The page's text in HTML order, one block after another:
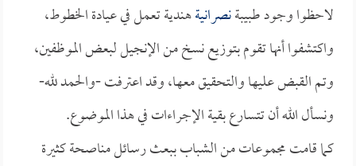
لاحظوا وجود طبيبةنصرانيةهندية تعمل في عيادة الخطوط،
واكتشفوا أنها تقوم بتوزيع نسخ من الإنجيل لبعض الموظفين،
وتم القبض عليها والتحقيق معها، وقد اعترفت -والحمد لله-
ونسأل الله أن تتسارع بقية الإجراءات في هذا الموضوع.
كما قامت مجموعات من الشباب ببعث رسائل مناصحة كثيرة